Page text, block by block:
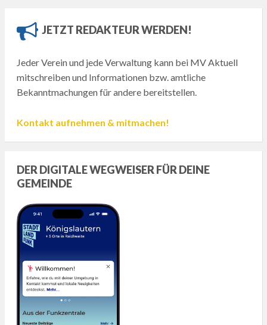
JETZT REDAKTEUR WERDEN!
Jeder Verein und jede Verwaltung kann bei MV Aktuell
mitschreiben und Informationen bzw. amtliche
Bekanntmachungen für andere bereitstellen.
Kontakt aufnehmen & mitmachen!
DER DIGITALE WEGWEISER FÜR DEINE
GEMEINDE